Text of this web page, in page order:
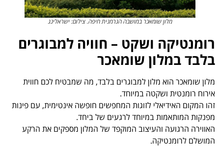
מלון שומאכר במושבה הגרמנית חיפה. צילום: ישראלינג
רומנטיקה ושקט – חוויה למבוגרים
בלבד במלון שומאכר
מלון שומאכר הוא מלון למבוגרים בלבד, מה שמבטיח לכם חווית
אירוח רומנטית ושקטה במיוחד.
זהו המקום האידיאלי לזוגות המחפשים חופשה אינטימית, עם פינות
מפנקות המותאמות במיוחד לרגעים של ביחד.
האווירה הרגועה והעיצוב המוקפד של המלון מספקים את הרקע
המושלם לרומנטיקה.